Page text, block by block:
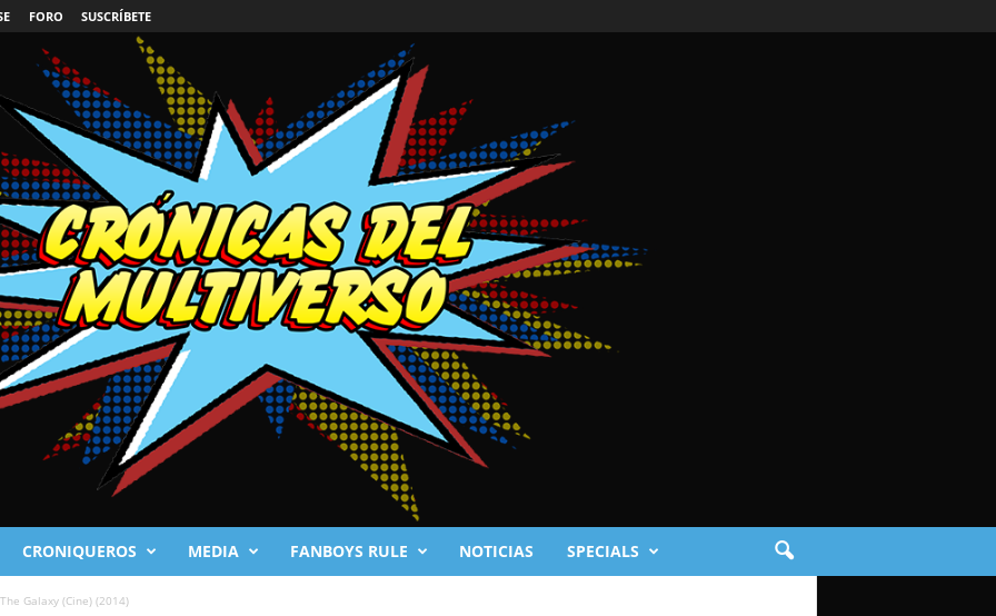
FORO SUSCRÍBETE
CRONIQUEROS MEDIA FANBOYS RULE NOTICIAS SPECIALS
Galaxy (Cine) (2014)